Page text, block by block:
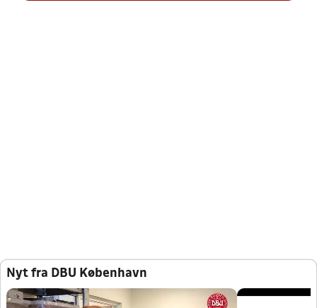
Nyt fra DBU København